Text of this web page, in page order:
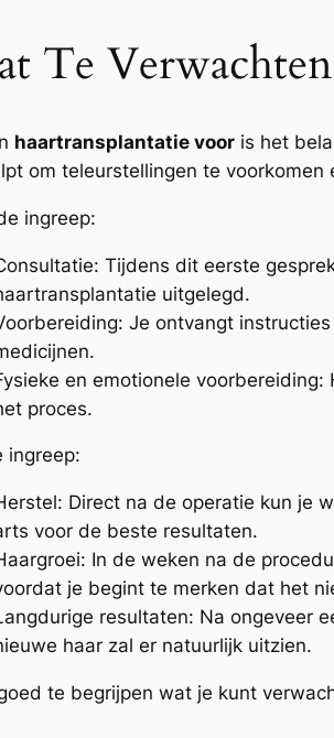
Te
haartransplantatie voor is het
om teleurstellingen te
ingreep:
Tijdens dit eerste
uitgelegd.
Je ontvangt
en emotionele
proces.
ingreep:
Direct na de operatie kun je
voor de beste resultaten.
In de weken na de
je begint te merken dat het
resultaten: Na ongeveer
haar zal er natuurlijk uitzien.
te begrijpen wat je kunt